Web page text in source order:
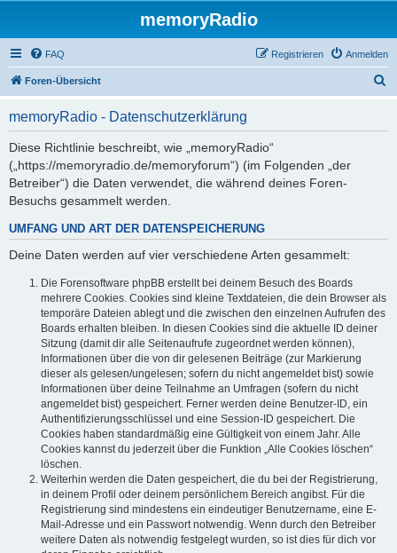
memoryRadio
FAQ Anmelden
Registrieren
Foren-Übersicht
memoryRadio - Datenschutzerklärung
Diese Richtlinie beschreibt, wie „memoryRadio“
(„https://memoryradio.de/memoryforum“) (im Folgenden „der
Betreiber“) die Daten verwendet, die während deines Foren-
Besuchs gesammelt werden.
UMFANG UND ART DER DATENSPEICHERUNG
Deine Daten werden auf vier verschiedene Arten gesammelt:
Die Forensoftware phpBB erstellt bei deinem Besuch des Boards
mehrere Cookies. Cookies sind kleine Textdateien, die dein Browser als
temporäre Dateien ablegt und die zwischen den einzelnen Aufrufen des
Boards erhalten bleiben. In diesen Cookies sind die aktuelle ID deiner
Sitzung (damit dir alle Seitenaufrufe zugeordnet werden können),
Informationen über die von dir gelesenen Beiträge (zur Markierung
dieser als gelesen/ungelesen; sofern du nicht angemeldet bist) sowie
Informationen über deine Teilnahme an Umfragen (sofern du nicht
angemeldet bist) gespeichert. Ferner werden deine Benutzer-ID, ein
Authentifizierungsschlüssel und eine Session-ID gespeichert. Die
Cookies haben standardmäßig eine Gültigkeit von einem Jahr. Alle
Cookies kannst du jederzeit über die Funktion „Alle Cookies löschen“
löschen.
Weiterhin werden die Daten gespeichert, die du bei der Registrierung,
in deinem Profil oder deinem persönlichem Bereich angibst. Für die
Registrierung sind mindestens ein eindeutiger Benutzername, eine E-
Mail-Adresse und ein Passwort notwendig. Wenn durch den Betreiber
weitere Daten als notwendig festgelegt wurden, so ist dies für dich vor